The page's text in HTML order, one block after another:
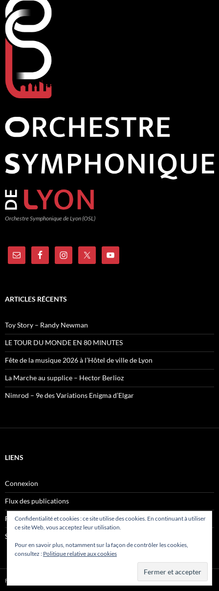
Orchestre Symphonique de Lyon (OSL)
ARTICLES RÉCENTS
Toy Story – Randy Newman
LE TOUR DU MONDE EN 80 MINUTES
Fête de la musique 2026 à l’Hôtel de ville de Lyon
La Marche au supplice – Hector Berlioz
Nimrod – 9e des Variations Enigma d’Elgar
LIENS
Connexion
Flux des publications
Flux des commentaires
Site de WordPress-FR
Fièrement propulsé par WordPress
Confidentialité et cookies : ce site utilise des cookies. En continuant à utiliser
ce site Web, vous acceptez leur utilisation.
Pour en savoir plus, notamment sur la façon de contrôler les cookies,
consultez : Politique relative aux cookies